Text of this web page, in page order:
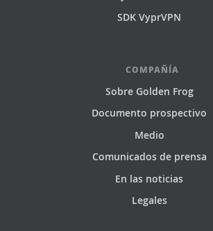
SDK VyprVPN
COMPAÑÍA
Sobre Golden Frog
Documento prospectivo
Medio
Comunicados de prensa
En las noticias
Legales